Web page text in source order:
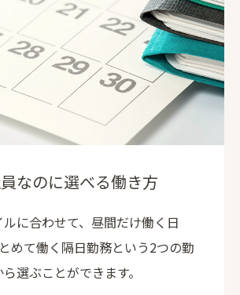
なのに選べる働き方
に合わせて、昼間だけ働く日
めて働く隔日勤務という2つの勤
選ぶことができます。